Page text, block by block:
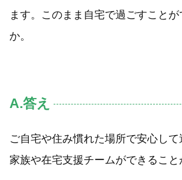
ます。このまま自宅で過ごすことが
か。
A.答え
ご自宅や住み慣れた場所で安心して
家族や在宅支援チームができること